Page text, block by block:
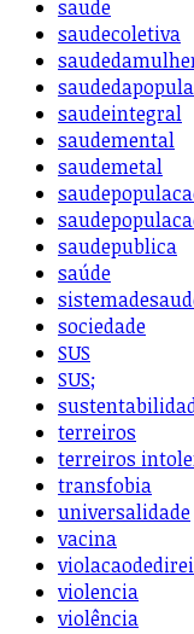
saude
saudecoletiva
saudeintegral
saudemental
saudemetal
saudepublica
saúde
sociedade
SUS
SUS;
terreiros
terreiros
transfobia
universalidade
vacina
violencia
violência